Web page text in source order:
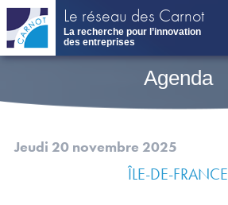
Aller
contenu
principal
Le réseau des Carnot
La recherche pour l’innovation
des entreprises
Agenda
Jeudi 20 novembre 2025
ÎLE-DE-FRANCE